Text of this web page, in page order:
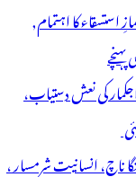
استسقاء کا اہتمام,
والے راجکمار کی نعش دستیاب،
ناچ، انسانیت شرمسار ،